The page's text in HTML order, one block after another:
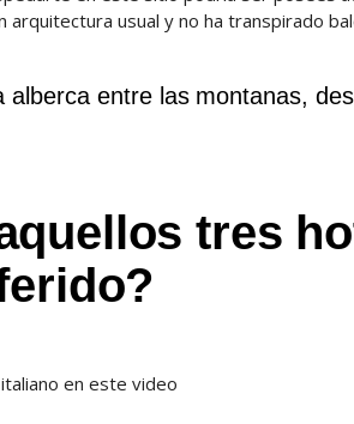
arquitectura usual y no ha transpirado
alberca entre las montanas,
tres
en este video